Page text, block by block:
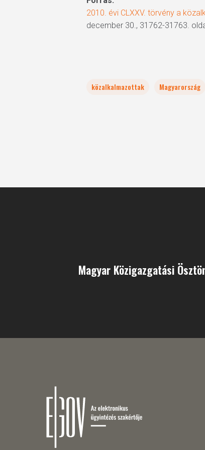
2010. évi CLXXV. törvény a
december 30., 31762-31763.
közalkalmazottak Magyarország
Magyar Közigazgatási